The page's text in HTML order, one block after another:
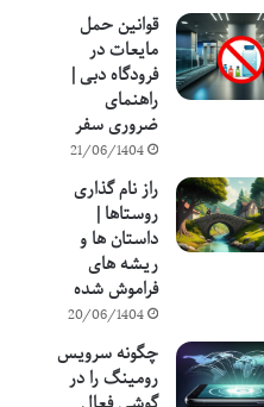
قوانین حمل
مایعات در
فرودگاه دبی |
راهنمای
ضروری سفر
21/06/1404
راز نام گذاری
روستاها |
داستان ها و
ریشه های
فراموش شده
20/06/1404
چگونه سرویس
رومینگ را در